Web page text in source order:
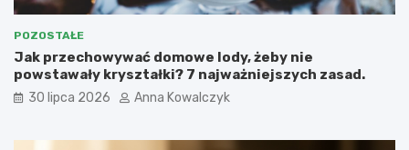
POZOSTAŁE
Jak przechowywać domowe lody, żeby nie
powstawały kryształki? 7 najważniejszych zasad.
30 lipca 2026 Anna Kowalczyk